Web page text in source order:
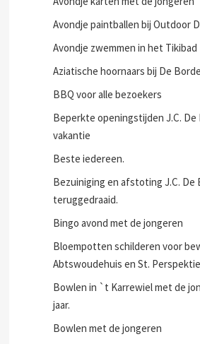
Avondje paintballen bij Outdoor
Avondje zwemmen in het Tikibad
Aziatische hoornaars bij De
BBQ voor alle bezoekers
Beperkte openingstijden J.C. De
vakantie
Beste iedereen.
Bezuiniging en afstoting J.C.
teruggedraaid.
Bingo avond met de jongeren
Bloempotten schilderen voor
Abtswoudehuis en St.
Bowlen in `t Karrewiel met de
jaar.
Bowlen met de jongeren